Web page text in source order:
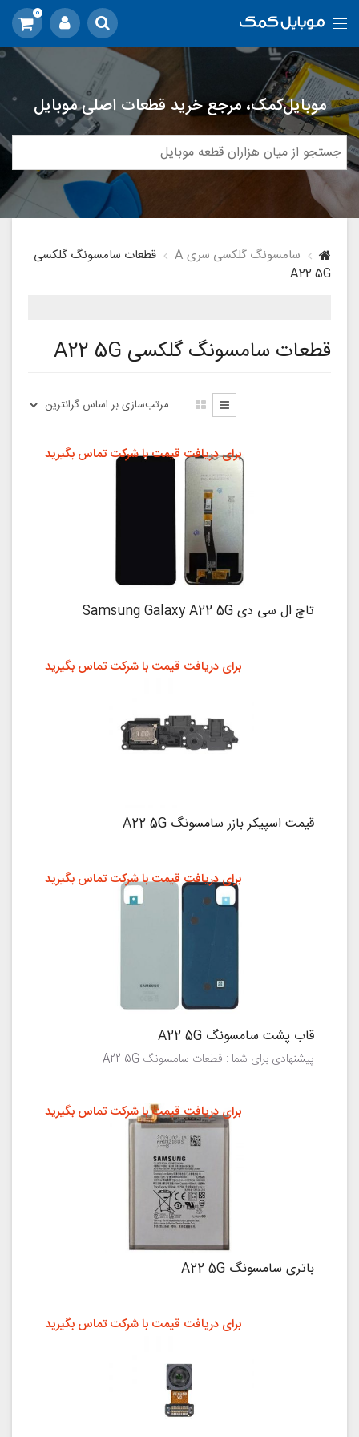
0
موبایل‌کمک، مرجع خرید قطعات اصلی موبایل
سامسونگ گلکسی سری A
قطعات سامسونگ گلکسی
A22 5G
قطعات سامسونگ گلکسی A22 5G
تاچ ال سی دی Samsung Galaxy A22 5G
برای دریافت قیمت با شرکت تماس بگیرید
قیمت اسپیکر بازر سامسونگ A22 5G
برای دریافت قیمت با شرکت تماس بگیرید
قاب پشت سامسونگ A22 5G
پیشنهادی برای شما : قطعات سامسونگ A22 5G
برای دریافت قیمت با شرکت تماس بگیرید
باتری سامسونگ A22 5G
برای دریافت قیمت با شرکت تماس بگیرید
برای دریافت قیمت با شرکت تماس بگیرید